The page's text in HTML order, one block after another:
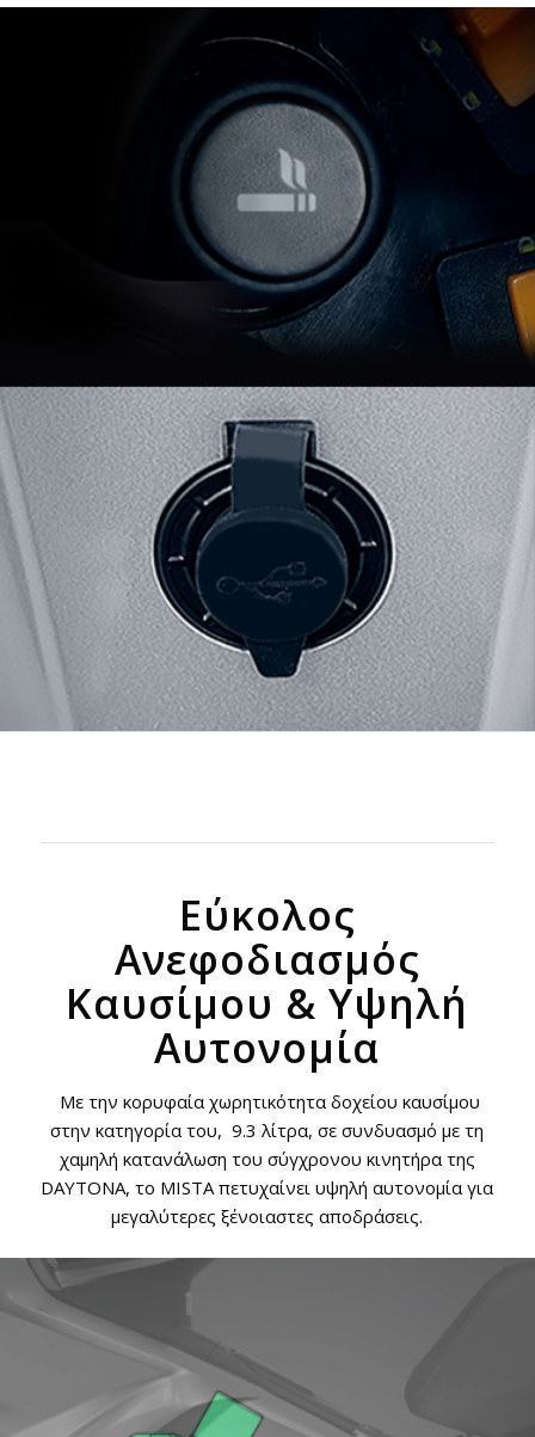
Εύκολος
Ανεφοδιασμός
Καυσίμου & Υψηλή
Αυτονομία
Με την κορυφαία χωρητικότητα δοχείου καυσίμου
στην κατηγορία του, 9.3 λίτρα, σε συνδυασμό με τη
χαμηλή κατανάλωση του σύγχρονου κινητήρα της
DAYTONA, το MISTA πετυχαίνει υψηλή αυτονομία για
μεγαλύτερες ξένοιαστες αποδράσεις.